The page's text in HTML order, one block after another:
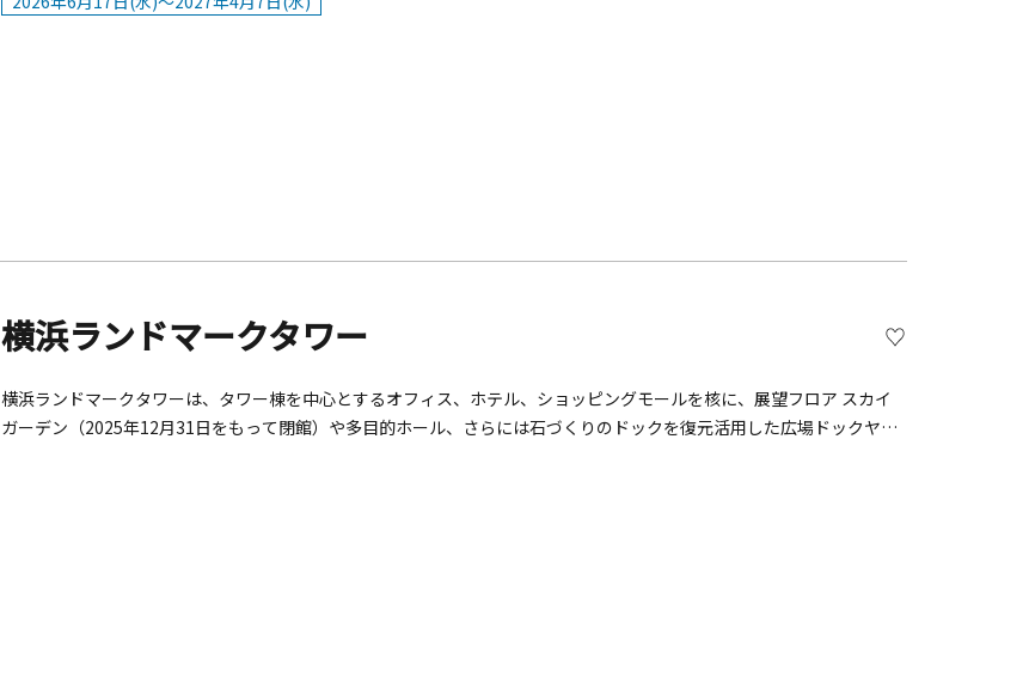
ョンをすべて展観します。また、時代を映し出す最も鋭敏な「目」 ― 国内外18組の現代作家たちのまなざしを通じて、
横浜ランドマークタワー
横浜ランドマークタワーは、タワー棟を中心とするオフィス、ホテル、ショッピングモールを核に、展望フロア スカイ
ガーデン（2025年12月31日をもって閉館）や多目的ホール、さらには石づくりのドックを復元活用した広場ドックヤー